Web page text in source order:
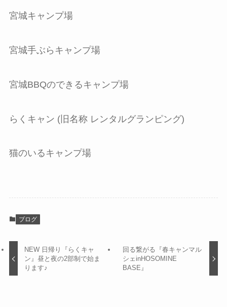
宮城キャンプ場
宮城手ぶらキャンプ場
宮城BBQのできるキャンプ場
らくキャン (旧名称 レンタルグランピング)
猫のいるキャンプ場
ブログ
NEW 日帰り『らくキャ
ン』昼と夜の2部制で始ま
ります♪
回る繋がる『春キャンマル
シェinHOSOMINE
BASE』